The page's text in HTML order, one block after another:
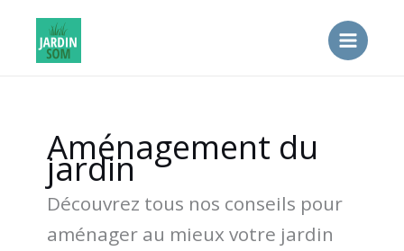
contenu
Aménagement du
jardin
Découvrez tous nos conseils pour
aménager au mieux votre jardin